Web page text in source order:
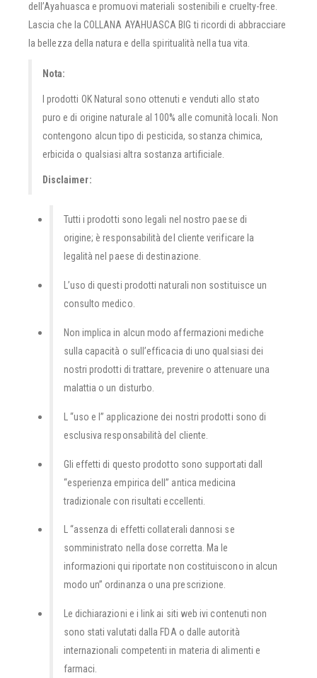
dell’Ayahuasca e promuovi materiali sostenibili e cruelty-free.
Lascia che la COLLANA AYAHUASCA BIG ti ricordi di abbracciare
la bellezza della natura e della spiritualità nella tua vita.
Nota:
I prodotti OK Natural sono ottenuti e venduti allo stato
puro e di origine naturale al 100% alle comunità locali. Non
contengono alcun tipo di pesticida, sostanza chimica,
erbicida o qualsiasi altra sostanza artificiale.
Disclaimer:
Tutti i prodotti sono legali nel nostro paese di
origine; è responsabilità del cliente verificare la
legalità nel paese di destinazione.
L’uso di questi prodotti naturali non sostituisce un
consulto medico.
Non implica in alcun modo affermazioni mediche
sulla capacità o sull’efficacia di uno qualsiasi dei
nostri prodotti di trattare, prevenire o attenuare una
malattia o un disturbo.
L “uso e l” applicazione dei nostri prodotti sono di
esclusiva responsabilità del cliente.
Gli effetti di questo prodotto sono supportati dall
“esperienza empirica dell” antica medicina
tradizionale con risultati eccellenti.
L “assenza di effetti collaterali dannosi se
somministrato nella dose corretta. Ma le
informazioni qui riportate non costituiscono in alcun
modo un” ordinanza o una prescrizione.
Le dichiarazioni e i link ai siti web ivi contenuti non
sono stati valutati dalla FDA o dalle autorità
internazionali competenti in materia di alimenti e
farmaci.